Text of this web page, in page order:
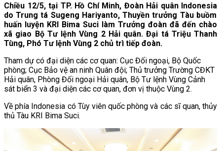
Chiều 12/5, tại TP. Hồ Chí Minh, Đoàn Hải quân Indonesia
do Trung tá Sugeng Hariyanto, Thuyền trưởng Tàu buồm
huấn luyện KRI Bima Suci làm Trưởng đoàn đã đến chào
xã giao Bộ Tư lệnh Vùng 2 Hải quân. Đại tá Triệu Thanh
Tùng, Phó Tư lệnh Vùng 2 chủ trì tiếp đoàn.
Tham dự có đại diện các cơ quan: Cục Đối ngoại, Bộ Quốc
phòng; Cục Bảo vệ an ninh Quân đội; Thủ trưởng Trường CĐKT
Hải quân, Phòng Đối ngoại Hải quân, Bộ Tư lệnh Vùng Cảnh
sát biển 3 và đại diện các cơ quan, đơn vị thuộc Vùng 2.
Về phía Indonesia có Tùy viên quốc phòng và các sĩ quan, thủy
thủ Tàu KRI Bima Suci.